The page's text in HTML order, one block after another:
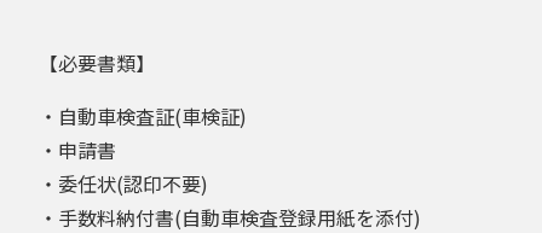
【必要書類】
・自動車検査証(車検証)
・申請書
・委任状(認印不要)
・手数料納付書(自動車検査登録用紙を添付)